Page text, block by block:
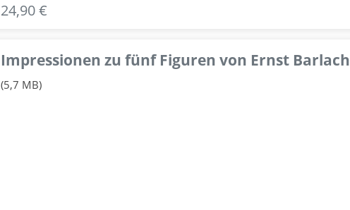
24,90 €
Impressionen zu fünf Figuren von Ernst Barlach
(5,7 MB)